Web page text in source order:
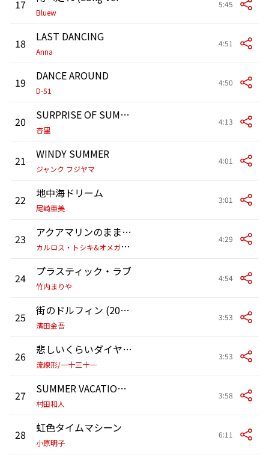
17
Bluew
5:45
18 LAST DANCING
Anna
4:51
19 DANCE AROUND
D-51
4:50
20 SURPRISE OF SUMMER
杏里
4:13
21 WINDY SUMMER
ジャンク フジヤマ
4:01
22 地中海ドリーム
尾崎亜美
3:01
23
アクアマリンのままでいて
カ
ルロス・トシキ&オメガトライブ
4:29
24 プラスティック・ラブ
竹内まりや
4:54
25 街のドルフィン (2020 Remaster)
濱田金吾
3:53
26 悲しいくらいダイヤモンド
流線形/一十三十一
3:53
27 SUMMER VACATION (2012 Remaster)
村田和人
3:58
28 虹色タイムマシーン
小原明子
6:11